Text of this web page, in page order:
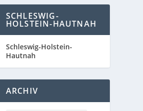
SCHLESWIG-
HOLSTEIN-HAUTNAH
Schleswig-Holstein-
Hautnah
ARCHIV